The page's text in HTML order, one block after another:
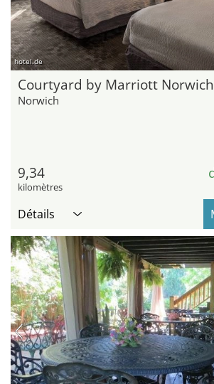
hotel.de
Courtyard by Marriott Norwich
Norwich
9,34
kilomètres
Détails